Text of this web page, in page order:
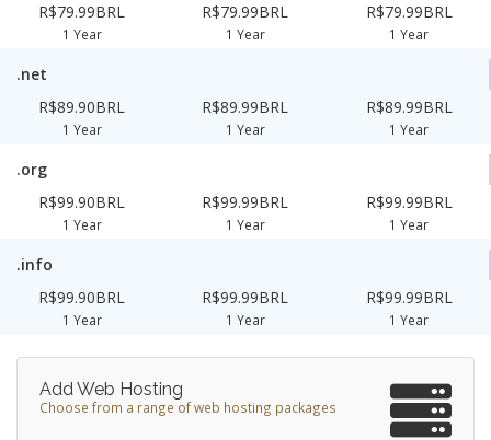
R$79.99BRL
1 Year
R$79.99BRL
1 Year
R$79.99BRL
1 Year
.net
R$89.90BRL
1 Year
R$89.99BRL
1 Year
R$89.99BRL
1 Year
.org
R$99.90BRL
1 Year
R$99.99BRL
1 Year
R$99.99BRL
1 Year
.info
R$99.90BRL
1 Year
R$99.99BRL
1 Year
R$99.99BRL
1 Year
Add Web Hosting
Choose from a range of web hosting packages